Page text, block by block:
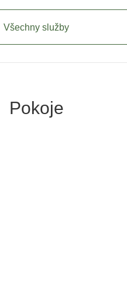
Všechny služby
Pokoje